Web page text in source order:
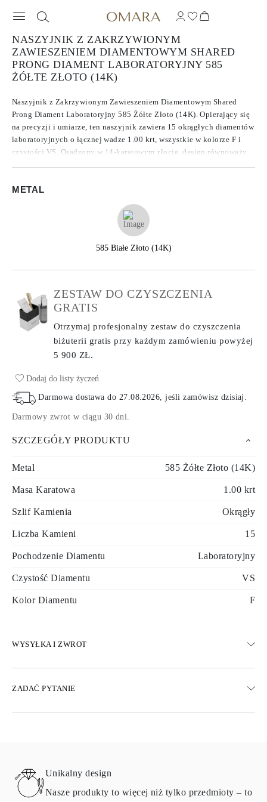
NASZYJNIK Z ZAKRZYWIONYM
ZAWIESZENIEM DIAMENTOWYM SHARED
PRONG DIAMENT LABORATORYJNY 585
ŻÓŁTE ZŁOTO (14K)
Naszyjnik z Zakrzywionym Zawieszeniem Diamentowym Shared
Prong Diament Laboratoryjny 585 Żółte Złoto (14K). Opierający się
na precyzji i umiarze, ten naszyjnik zawiera 15 okrągłych diamentów
laboratoryjnych o łącznej wadze 1.00 krt, wszystkie w kolorze F i
czystości VS. Osadzony w 14-karatowym złocie, design równoważy
nadaje dziełu cichą pewność.
METAL
585 Białe Złoto (14K)
ZESTAW DO CZYSZCZENIA
GRATIS
Otrzymaj profesjonalny zestaw do czyszczenia
biżuterii gratis przy każdym zamówieniupowyżej
5 900 ZŁ.
Dodaj do listy życzeń
Darmowa dostawa do 27.08.2026, jeśli zamówisz dzisiaj .
Darmowy zwrot w ciągu 30 dni.
SZCZEGÓŁY PRODUKTU
Metal 585 Żółte Złoto (14K)
Masa Karatowa 1.00 krt
Szlif Kamienia Okrągły
Liczba Kamieni 15
Pochodzenie Diamentu Laboratoryjny
Czystość Diamentu VS
Kolor Diamentu F
WYSYŁKA I ZWROT
Dostępne są również opcje dostawy ekspresowej
Aby uzyskać szczegółowe informacje na temat metod wysyłki,
kosztów i czasu dostawy, zapoznaj się z często zadawanymi
ZADAĆ PYTANIE
Unikalny design
Nasze produkty to więcej niż tylko przedmioty – to